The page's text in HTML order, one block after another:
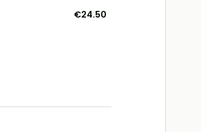
€24.50